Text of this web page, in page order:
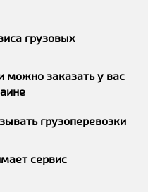
грузовых
можно заказать у вас
грузоперевозки
сервис